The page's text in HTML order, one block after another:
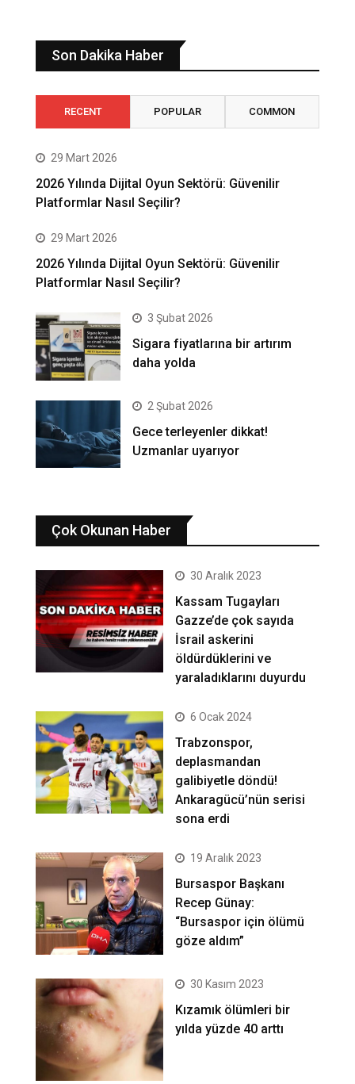
Son Dakika Haber
RECENT POPULAR COMMON
29 Mart 2026
2026 Yılında Dijital Oyun Sektörü: Güvenilir
Platformlar Nasıl Seçilir?
29 Mart 2026
2026 Yılında Dijital Oyun Sektörü: Güvenilir
Platformlar Nasıl Seçilir?
3 Şubat 2026
Sigara fiyatlarına bir artırım
daha yolda
2 Şubat 2026
Gece terleyenler dikkat!
Uzmanlar uyarıyor
Çok Okunan Haber
30 Aralık 2023
Kassam Tugayları
Gazze’de çok sayıda
İsrail askerini
öldürdüklerini ve
yaraladıklarını duyurdu
6 Ocak 2024
Trabzonspor,
deplasmandan
galibiyetle döndü!
Ankaragücü’nün serisi
sona erdi
19 Aralık 2023
Bursaspor Başkanı
Recep Günay:
“Bursaspor için ölümü
göze aldım”
30 Kasım 2023
Kızamık ölümleri bir
yılda yüzde 40 arttı